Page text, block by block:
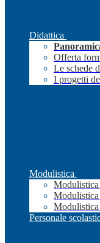
Didattica
Offerta
Le schede
I progetti
Modulistica
Personale